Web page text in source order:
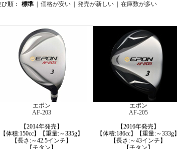
順： 標準 価格が安い 発売が新しい 在庫数が多い
エポン
AF-203
【2014年発売】
【体積:150cc】【重量:～335g】
【長さ:～42.5インチ】
【チタン】
エポン
AF-205
【2016年発売】
【体積:186cc】【重量:～333g】
【長さ:～43インチ】
【チタン】